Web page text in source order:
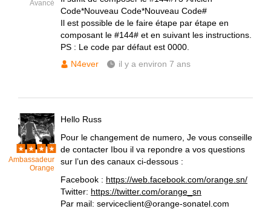
Avancé
Code*Nouveau Code*Nouveau Code#
Il est possible de le faire étape par étape en
composant le #144# et en suivant les instructions.
PS : Le code par défaut est 0000.
N4ever
il y a environ 7 ans
Ambassadeur
Orange
Hello Russ
Pour le changement de numero, Je vous conseille
de contacter Ibou il va repondre a vos questions
sur l’un des canaux ci-dessous :
Facebook : https://web.facebook.com/orange.sn/
Twitter: https://twitter.com/orange_sn
Par mail: serviceclient@orange-sonatel.com